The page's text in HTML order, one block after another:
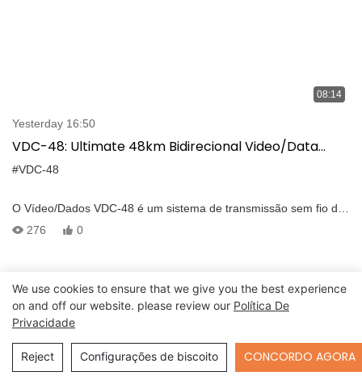
08:14
Yesterday 16:50
VDC-48: Ultimate 48km Bidirecional Video/Data
Transmission com detecção de interferência
#VDC-48
O Vídeo/Dados VDC-48 é um sistema de transmissão sem fio de
vídeo/dados bidirecional de TDD de ponta com faixa de
e controle de energia automática. Esses recursos aumentam
significativamente sua resistência a multipath e interferência,
garantindo alta confiabilidade, estabilidade excepcional e baixa
latência na operação.
276 0
Send Inquiry
We use cookies to ensure that we give you the best experience
on and off our website. please review our Política De
Privacidade
Reject Configurações de biscoito CONCORDO AGORA